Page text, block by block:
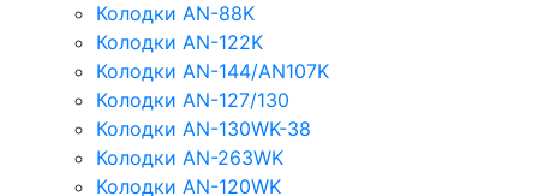
Колодки AN-88K
Колодки AN-122K
Колодки AN-144/AN107K
Колодки AN-127/130
Колодки AN-130WK-38
Колодки AN-263WK
Колодки AN-120WK